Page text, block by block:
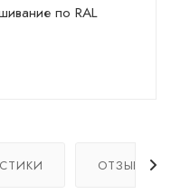
по RAL
ОТЗЫВЫ